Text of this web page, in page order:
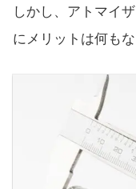
しかし、アトマイ
にメリットは何も